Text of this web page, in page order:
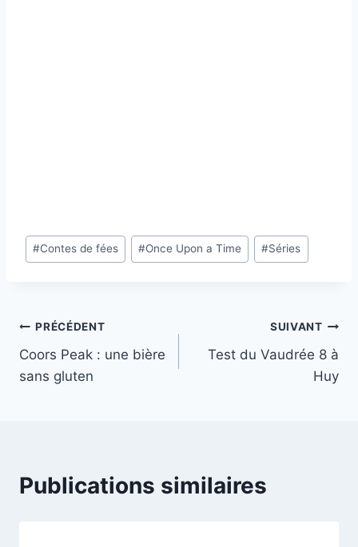
Étiquettes
de
#Contes de fées #Once Upon a Time #Séries
Navigation
de
PRÉCÉDENT
Coors Peak : une bière
sans gluten
SUIVANT
Test du Vaudrée 8 à
Huy
Publications similaires